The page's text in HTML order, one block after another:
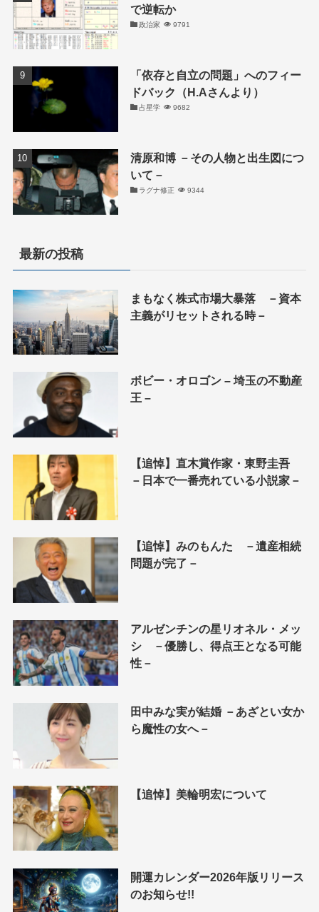
で逆転か
政治家 9791
「依存と自立の問題」へのフィー
ドバック（H.Aさんより）
占星学 9682
清原和博 －その人物と出生図につ
いて－
ラグナ修正 9344
最新の投稿
まもなく株式市場大暴落 －資本
主義がリセットされる時－
ボビー・オロゴン – 埼玉の不動産
王 –
【追悼】直木賞作家・東野圭吾
－日本で一番売れている小説家－
【追悼】みのもんた －遺産相続
問題が完了－
アルゼンチンの星リオネル・メッ
シ －優勝し、得点王となる可能
性－
田中みな実が結婚 －あざとい女か
ら魔性の女へ－
【追悼】美輪明宏について
開運カレンダー2026年版リリース
のお知らせ!!